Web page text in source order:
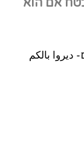
אם הוא
بالكم